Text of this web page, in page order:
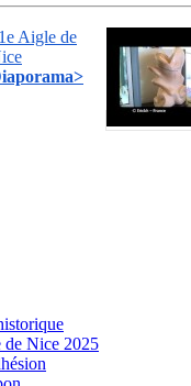
Aigle de
de Nice 2025